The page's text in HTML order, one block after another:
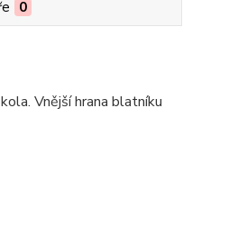
0
Vnější hrana blatníku